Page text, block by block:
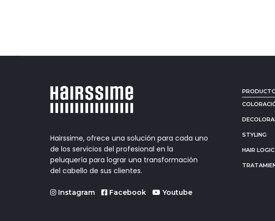
Hairssime, ofrece una solución para cada uno
de los servicios del profesional en la
peluquería para lograr una transformación
del cabello de sus clientes.
Instagram Facebook Youtube
STYLING
HAIR LOGIC